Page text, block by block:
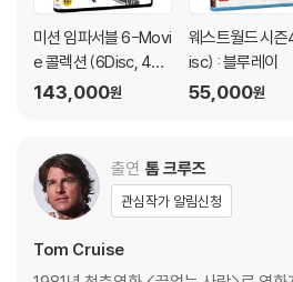
상을 요청할 수 있으며, 동영상이 없는 경
관련 사진과 동영상 및 재생 기기 모델명을
문의 바랍니다.
3) 스틸북 한정판, 초회 한정판의 경우 제작
이동 과정에서의 손상이 발생하면, 재 판매
택을 부탁드립니다.
4) 한정판 상품의 변심, 오구매로 인한 반
미션 임파서블 6-Movi
e 콜렉션 (6Disc, 4K
UHD BD, 4K Only) :
143,000원
웨스트월드 시즌4
isc) : 블루레이
55,000원
출연 톰 크루즈
관심작가 알림신청
Tom Cruise